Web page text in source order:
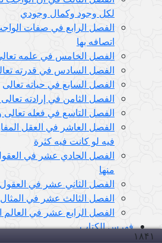
لكل وجود وكمال وجودي
الفصل الرابع في صفات
اتصافه بها
الفصل الخامس في علمه
الفصل السادس في قدرته
الفصل السابع في حياته تعالى
الفصل الثامن في إرادته
الفصل التاسع في فعله تعالى
الفصل العاشر في العقل
فيه لو كانت فيه كثرة
الفصل الحادي عشر في
منها
الفصل الثاني عشر في
الفصل الثالث عشر في المثال
الفصل الرابع عشر في العالم
فهرس الكتاب
۱۸۴۱